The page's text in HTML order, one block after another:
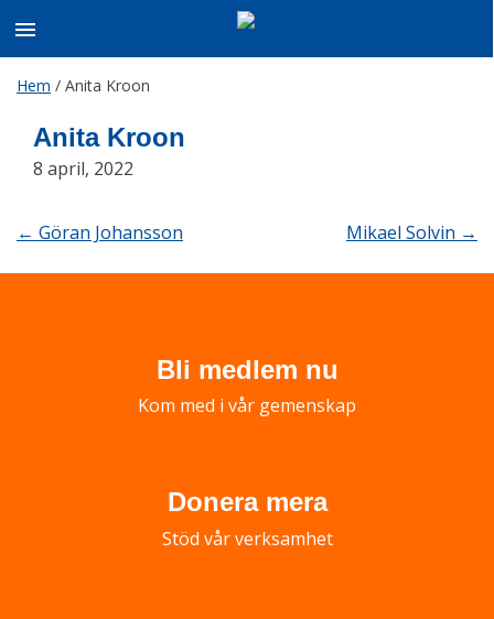
content
Hem / Anita Kroon
Anita Kroon
8 april, 2022
Post
navigation
← Göran Johansson Mikael Solvin →
Bli medlem nu
Kom med i vår gemenskap
Donera mera
Stöd vår verksamhet